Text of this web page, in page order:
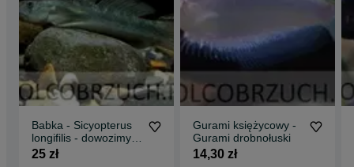
Babka - Sicyopterus
longifilis - dowozimy,
wysyłamy
25 zł
Gurami księżycowy -
Gurami drobnołuski
14,30 zł